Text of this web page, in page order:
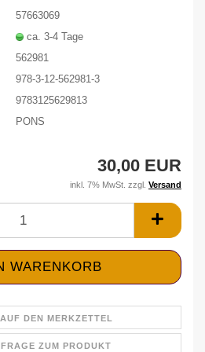
57663069
ca. 3-4 Tage
562981
978-3-12-562981-3
9783125629813
PONS
30,00 EUR
inkl. 7% MwSt. zzgl. Versand
AUF DEN MERKZETTEL
FRAGE ZUM PRODUKT